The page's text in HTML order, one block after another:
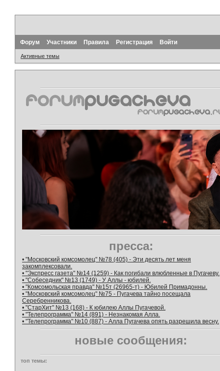
Форум Участники Правила Регистрация Войти
Активные темы
пресса:
• "Московский комсомолец" №78 (405) - Эти десять лет меня
закомплексовали.
• "Экспресс газета" №14 (1259) - Как погибали влюбленные в Пугачеву.
• "Собеседник" №13 (1749) - У Аллы - юбилей.
• "Комсомольская правда" №15т (26965-т) - Юбилей Примадонны.
• "Московский комсомолец" №75 - Пугачева тайно посещала
Серебренникова.
• "СтарХит" №13 (168) - К юбилею Аллы Пугачевой.
• "Телепрограмма" №14 (891) - Незнакомая Алла.
• "Телепрограмма" №10 (887) - Алла Пугачева опять разрешила весну.
новые сообщения:
топ темы: